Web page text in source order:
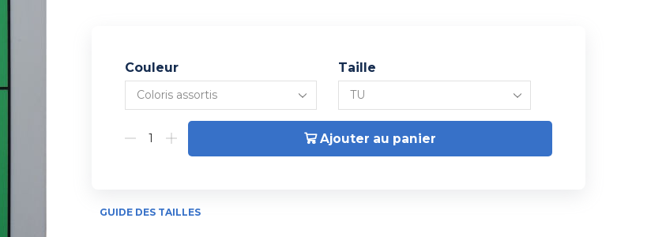
Couleur Taille
Ajouter au panier
GUIDE DES TAILLES